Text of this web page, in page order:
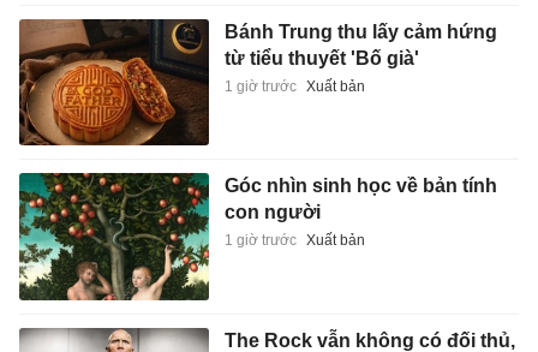
Bánh Trung thu lấy cảm hứng
từ tiểu thuyết 'Bố già'
1 giờ trước Xuất bản
Góc nhìn sinh học về bản tính
con người
1 giờ trước Xuất bản
The Rock vẫn không có đối thủ,